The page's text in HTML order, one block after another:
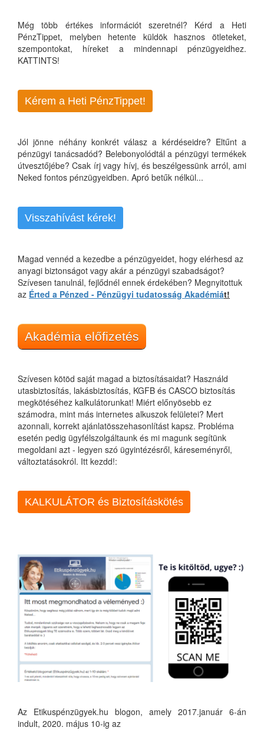
Még több értékes információt szeretnél? Kérd a Heti
PénzTippet, melyben hetente küldök hasznos ötleteket,
szempontokat, híreket a mindennapi pénzügyeidhez.
KATTINTS!
Kérem a Heti PénzTippet!
Jól jönne néhány konkrét válasz a kérdéseidre? Eltűnt a
pénzügyi tanácsadód? Belebonyolódtál a pénzügyi termékek
útvesztőjébe? Csak írj vagy hívj, és beszélgessünk arról, ami
Neked fontos pénzügyeidben. Apró betűk nélkül...
Visszahívást kérek!
Magad vennéd a kezedbe a pénzügyeidet, hogy elérhesd az
anyagi biztonságot vagy akár a pénzügyi szabadságot?
Szívesen tanulnál, fejlődnél ennek érdekében? Megnyitottuk
az Érted a Pénzed - Pénzügyi tudatosság Akadémiát!
Akadémia előfizetés
Szívesen kötöd saját magad a biztosításaidat? Használd
utasbiztosítás, lakásbiztosítás, KGFB és CASCO biztosítás
megkötéséhez kalkulátorunkat! Miért előnyösebb ez
számodra, mint más internetes alkuszok felületei? Mert
azonnali, korrekt ajánlatösszehasonlítást kapsz. Probléma
esetén pedig ügyfélszolgáltaunk és mi magunk segítünk
megoldani azt - legyen szó ügyintézésről, káreseményről,
változtatásokról. Itt kezdd!:
KALKULÁTOR és Biztosításkötés
Az Etikuspénzügyek.hu blogon, amely 2017.január 6-án
indult, 2020. május 10-ig az